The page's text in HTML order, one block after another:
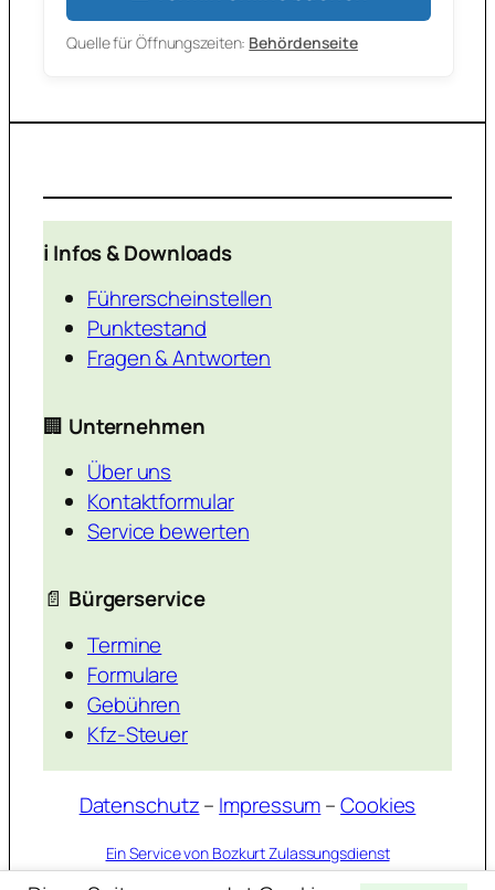
Quelle für Öffnungszeiten: Behördenseite
ℹ️ Infos & Downloads
Führerscheinstellen
Punktestand
Fragen & Antworten
🏢 Unternehmen
Über uns
Kontaktformular
Service bewerten
📄 Bürgerservice
Termine
Formulare
Gebühren
Kfz-Steuer
Datenschutz– Impressum–Cookies
Ein Service von Bozkurt Zulassungsdienst